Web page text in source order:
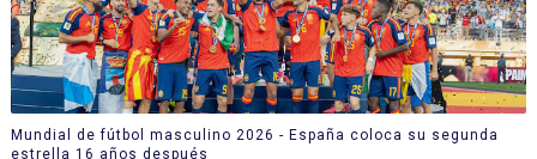
Mundial de fútbol masculino 2026 - España coloca su segunda
estrella 16 años después